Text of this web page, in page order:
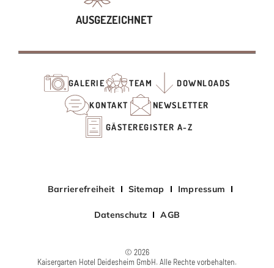
AUSGEZEICHNET
GALERIE TEAM DOWNLOADS
KONTAKT NEWSLETTER
GÄSTEREGISTER A-Z
Barrierefreiheit Sitemap Impressum
Datenschutz AGB
© 2026
Kaisergarten Hotel Deidesheim GmbH. Alle Rechte vorbehalten.